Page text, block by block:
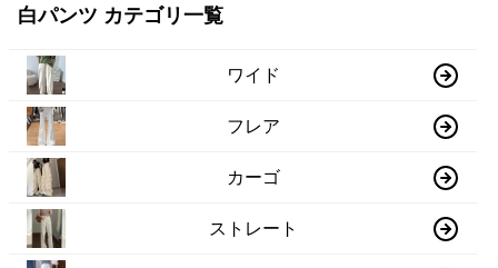
白パンツ カテゴリ一覧
ワイド
フレア
カーゴ
ストレート